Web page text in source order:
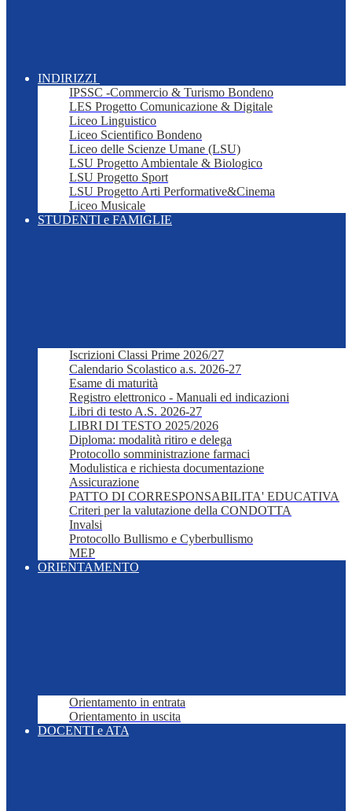
INDIRIZZI
IPSSC -Commercio & Turismo Bondeno
LES Progetto Comunicazione & Digitale
Liceo Linguistico
Liceo Scientifico Bondeno
Liceo delle Scienze Umane (LSU)
LSU Progetto Ambientale & Biologico
LSU Progetto Sport
LSU Progetto Arti Performative&Cinema
Liceo Musicale
STUDENTI e FAMIGLIE
Iscrizioni Classi Prime 2026/27
Calendario Scolastico a.s. 2026-27
Esame di maturità
Registro elettronico - Manuali ed indicazioni
Libri di testo A.S. 2026-27
LIBRI DI TESTO 2025/2026
Diploma: modalità ritiro e delega
Protocollo somministrazione farmaci
Modulistica e richiesta documentazione
Assicurazione
PATTO DI CORRESPONSABILITA' EDUCATIVA
Criteri per la valutazione della CONDOTTA
Invalsi
Protocollo Bullismo e Cyberbullismo
MEP
ORIENTAMENTO
Orientamento in entrata
Orientamento in uscita
DOCENTI e ATA